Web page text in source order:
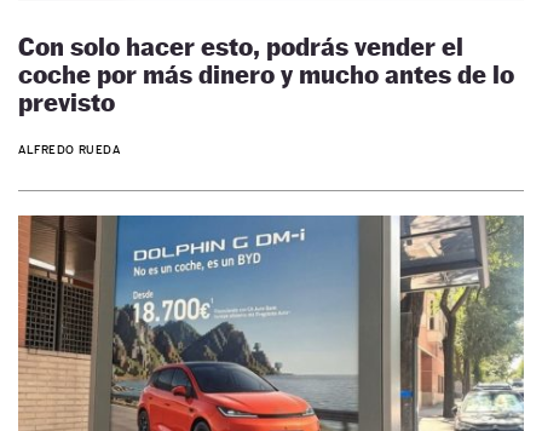
Con solo hacer esto, podrás vender el
coche por más dinero y mucho antes de lo
previsto
ALFREDO RUEDA